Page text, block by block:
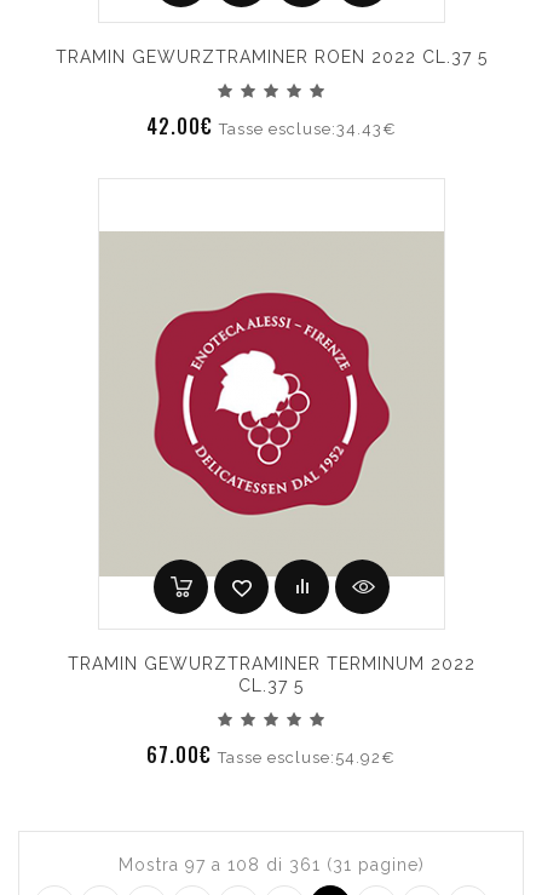
TRAMIN GEWURZTRAMINER ROEN 2022 CL.37 5
42.00€Tasse escluse:34.43€
TRAMIN GEWURZTRAMINER TERMINUM 2022
CL.37 5
67.00€Tasse escluse:54.92€
Mostra 97 a 108 di 361 (31 pagine)